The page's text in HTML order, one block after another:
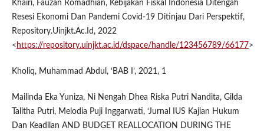
Khairi, Fauzan Romadhian, Kebijakan Fiskal Indonesia Ditengah
Resesi Ekonomi Dan Pandemi Covid-19 Ditinjau Dari Perspektif,
Repository.Uinjkt.Ac.Id, 2022
< https://repository.uinjkt.ac.id/dspace/handle/123456789/66177>
Kholiq, Muhammad Abdul, ‘BAB I’, 2021, 1
Mailinda Eka Yuniza, Ni Nengah Dhea Riska Putri Nandita, Gilda
Talitha Putri, Melodia Puji Inggarwati, ‘Jurnal IUS Kajian Hukum
Dan Keadilan AND BUDGET REALLOCATION DURING THE